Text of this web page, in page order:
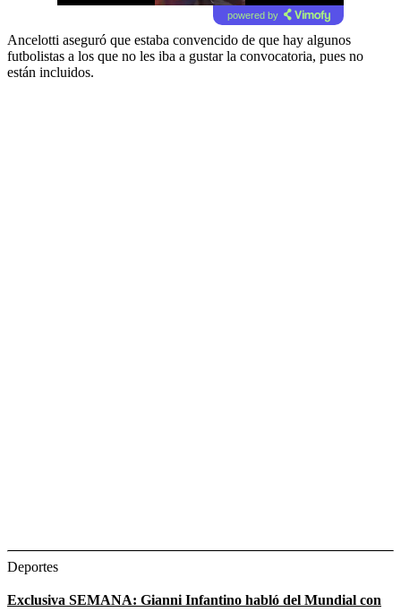
powered by
Ancelotti aseguró que estaba convencido de que hay algunos
futbolistas a los que no les iba a gustar la convocatoria, pues no
están incluidos.
Deportes
Exclusiva SEMANA: Gianni Infantino habló del Mundial con